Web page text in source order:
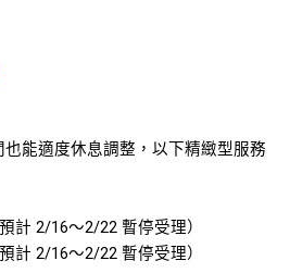
能適度休息調整，以下精緻型服務
計 2/16～2/22 暫停受理）
計 2/16～2/22 暫停受理）